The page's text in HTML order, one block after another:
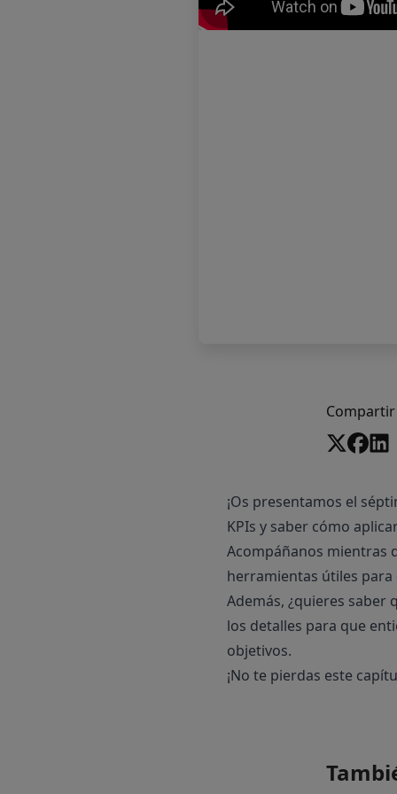
Compartir
¡Os presentamos el
KPIs y saber cómo
Acompáñanos mientras
herramientas útiles
Además, ¿quieres saber
los detalles para que
objetivos.
¡No te pierdas este